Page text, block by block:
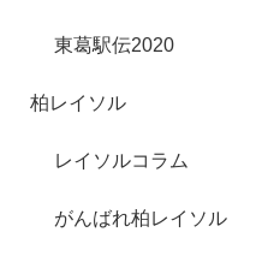
東葛駅伝2020
柏レイソル
レイソルコラム
がんばれ柏レイソル